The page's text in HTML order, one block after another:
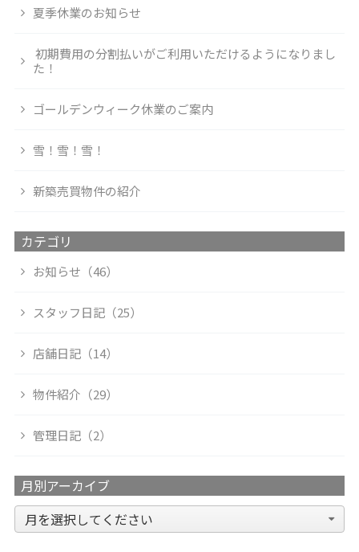
夏季休業のお知らせ
初期費用の分割払いがご利用いただけるようになりまし
た！
ゴールデンウィーク休業のご案内
雪！雪！雪！
新築売買物件の紹介
カテゴリ
お知らせ（46）
スタッフ日記（25）
店舗日記（14）
物件紹介（29）
管理日記（2）
月別アーカイブ